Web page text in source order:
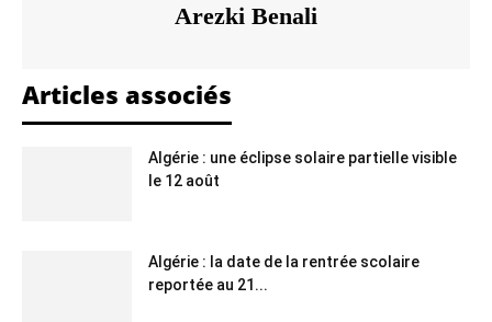
Arezki Benali
Articles associés
Algérie : une éclipse solaire partielle visible
le 12 août
Algérie : la date de la rentrée scolaire
reportée au 21...